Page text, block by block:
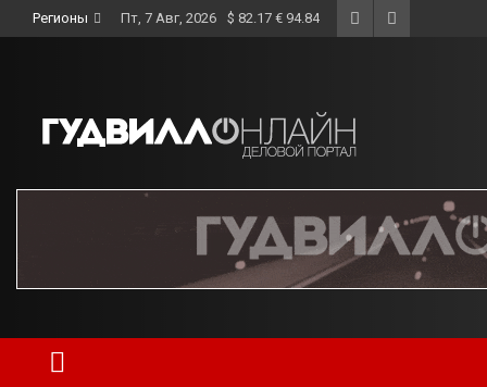
to
Регионы Пт, 7 Авг, 2026 $ 82.17 € 94.84